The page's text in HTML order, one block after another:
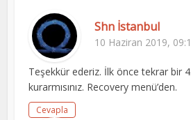
Shn İstanbul
10 Haziran 2019,
Teşekkür ederiz. İlk önce tekrar bir
kurarmısınız. Recovery menü’den.
Cevapla